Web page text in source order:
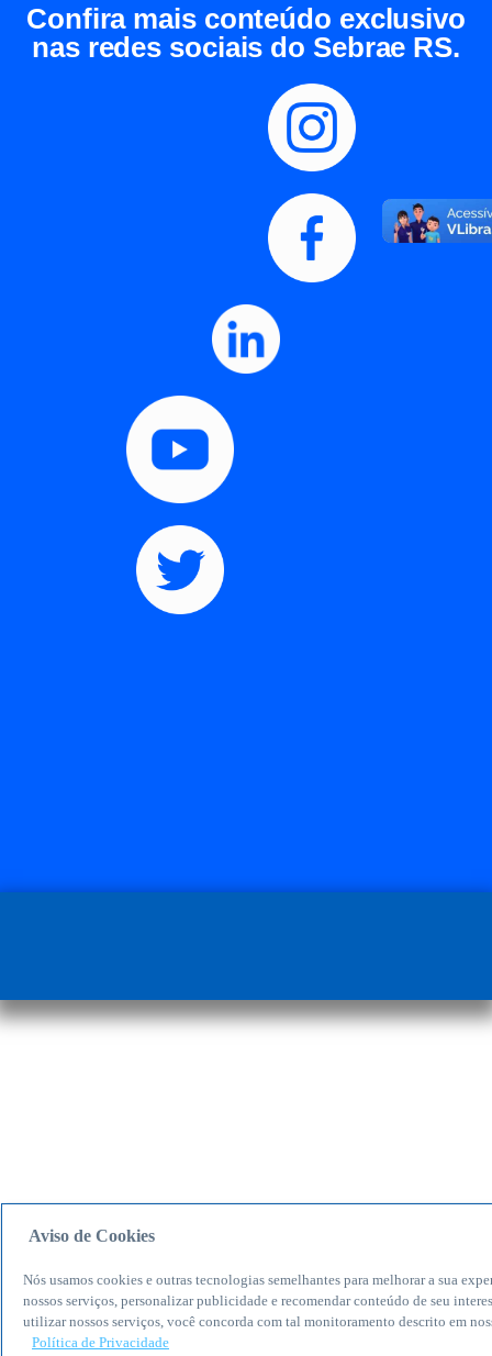
Confira mais conteúdo exclusivo
nas redes sociais do Sebrae RS.
Aviso de Cookies
Nós usamos cookies e outras tecnologias semelhantes para melhorar a sua
nossos serviços, personalizar publicidade e recomendar conteúdo de seu
utilizar nossos serviços, você concorda com tal monitoramento descrito em
Política de Privacidade